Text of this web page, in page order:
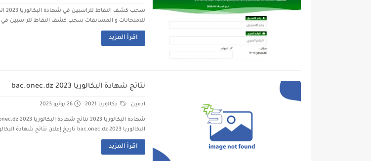
سحب
للامتحانات و المسابقات سحب كشف النقاط للراسبين في
اقرأ المزيد
نتائج شهادة البكالوريا 2023 bac.onec.dz
ادمين بكالوريا 2021 26 يونيو 2023
البكالوريا 2023 bac.onec.dz تاريخ إعلان نتائج شهادة البكالو...
اقرأ المزيد